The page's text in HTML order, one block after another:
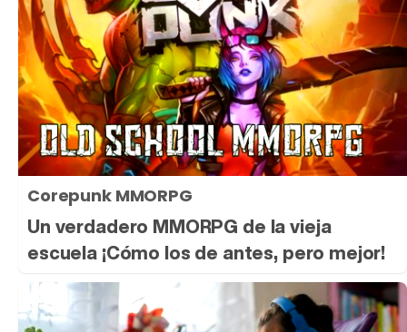
Corepunk MMORPG
Un verdadero MMORPG de la vieja
escuela ¡Cómo los de antes, pero mejor!